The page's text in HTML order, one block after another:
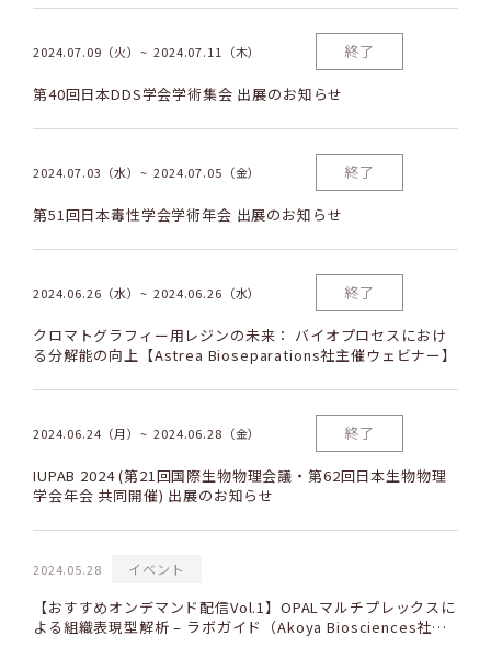
2024.07.09（火） 2024.07.11（木） 終了
第40回日本DDS学会学術集会 出展のお知らせ
2024.07.03（水） 2024.07.05（金） 終了
第51回日本毒性学会学術年会 出展のお知らせ
2024.06.26（水） 2024.06.26（水） 終了
クロマトグラフィー用レジンの未来： バイオプロセスにおけ
る分解能の向上【Astrea Bioseparations社主催ウェビナー】
2024.06.24（月） 2024.06.28（金） 終了
IUPAB 2024 (第21回国際生物物理会議・第62回日本生物物理
学会年会 共同開催) 出展のお知らせ
2024.05.28 イベント
【おすすめオンデマンド配信Vol.1】OPALマルチプレックスに
よる組織表現型解析 – ラボガイド（Akoya Biosciences社主